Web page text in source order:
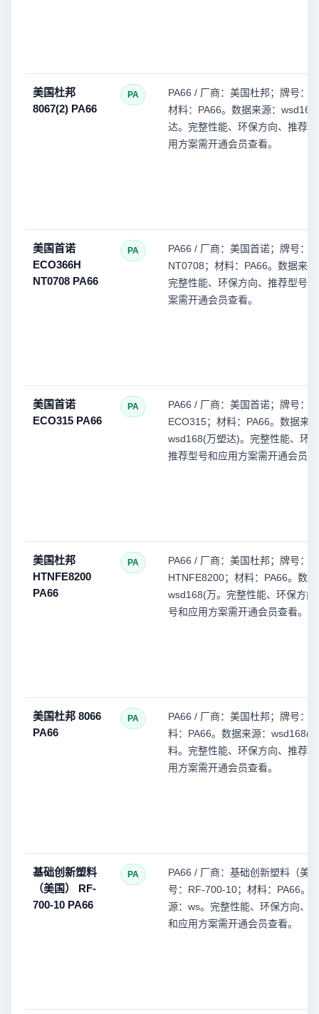
美国杜邦
8067(2) PA66
PA
PA66 / 厂商：美国杜邦；牌号：
材料：PA66。数据来源：
达。完整性能、环保方向、推荐
用方案需开通会员查看。
美国首诺
ECO366H
NT0708 PA66
PA
PA66 / 厂商：美国首诺；牌号：
NT0708；材料：PA66。数据来
完整性能、环保方向、推荐型号
案需开通会员查看。
美国首诺
ECO315 PA66
PA
PA66 / 厂商：美国首诺；牌号：
ECO315；材料：PA66。数据来
wsd168(万塑达)。完整性能、环
推荐型号和应用方案需开通会员
美国杜邦
HTNFE8200
PA66
PA
PA66 / 厂商：美国杜邦；牌号：
HTNFE8200；材料：PA66。数
wsd168(万。完整性能、环保方向
号和应用方案需开通会员查看。
美国杜邦 8066
PA66
PA
PA66 / 厂商：美国杜邦；牌号：
料：PA66。数据来源：wsd168(
料。完整性能、环保方向、推荐
用方案需开通会员查看。
基础创新塑料
（美国） RF-
700-10 PA66
PA
PA66 / 厂商：基础创新塑料（美
号：RF-700-10；材料：PA66。
源：ws。完整性能、环保方向、
和应用方案需开通会员查看。